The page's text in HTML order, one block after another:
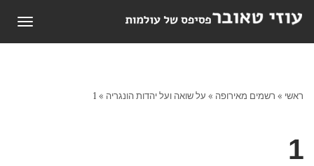
ראשי » רשמים מאירופה » על שואה ועל יהדות הונגריה »
1
1